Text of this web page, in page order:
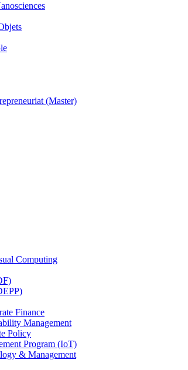
(Master)
Computing
Finance
Management
Policy
Program (IoT)
& Management